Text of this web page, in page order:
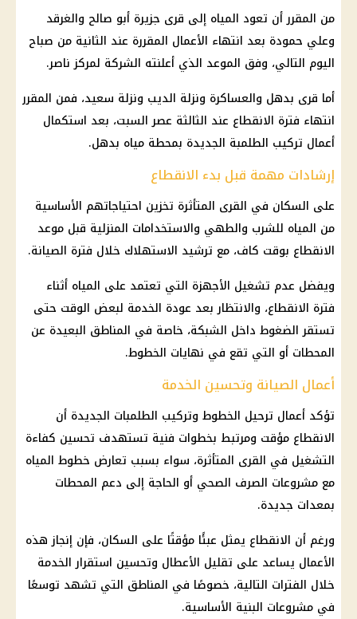
من المقرر أن تعود المياه إلى قرى جزيرة أبو صالح والغرقد
وعلي حمودة بعد انتهاء الأعمال المقررة عند الثانية من صباح
اليوم التالي، وفق الموعد الذي أعلنته الشركة لمركز ناصر.
أما قرى بدهل والعساكرة ونزلة الديب ونزلة سعيد، فمن المقرر
انتهاء فترة الانقطاع عند الثالثة عصر السبت، بعد استكمال
أعمال تركيب الطلمبة الجديدة بمحطة مياه بدهل.
إرشادات مهمة قبل بدء الانقطاع
على السكان في القرى المتأثرة تخزين احتياجاتهم الأساسية
من المياه للشرب والطهي والاستخدامات المنزلية قبل موعد
الانقطاع بوقت كاف، مع ترشيد الاستهلاك خلال فترة الصيانة.
ويفضل عدم تشغيل الأجهزة التي تعتمد على المياه أثناء
فترة الانقطاع، والانتظار بعد عودة الخدمة لبعض الوقت حتى
تستقر الضغوط داخل الشبكة، خاصة في المناطق البعيدة عن
المحطات أو التي تقع في نهايات الخطوط.
أعمال الصيانة وتحسين الخدمة
تؤكد أعمال ترحيل الخطوط وتركيب الطلمبات الجديدة أن
الانقطاع مؤقت ومرتبط بخطوات فنية تستهدف تحسين كفاءة
التشغيل في القرى المتأثرة، سواء بسبب تعارض خطوط المياه
مع مشروعات الصرف الصحي أو الحاجة إلى دعم المحطات
بمعدات جديدة.
ورغم أن الانقطاع يمثل عبئًا مؤقتًا على السكان، فإن إنجاز هذه
الأعمال يساعد على تقليل الأعطال وتحسين استقرار الخدمة
خلال الفترات التالية، خصوصًا في المناطق التي تشهد توسعًا
في مشروعات البنية الأساسية.